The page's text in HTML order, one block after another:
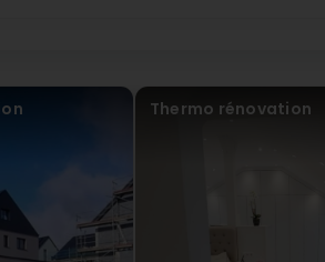
the budget and schedule agreed. We are
Thermo rénovation